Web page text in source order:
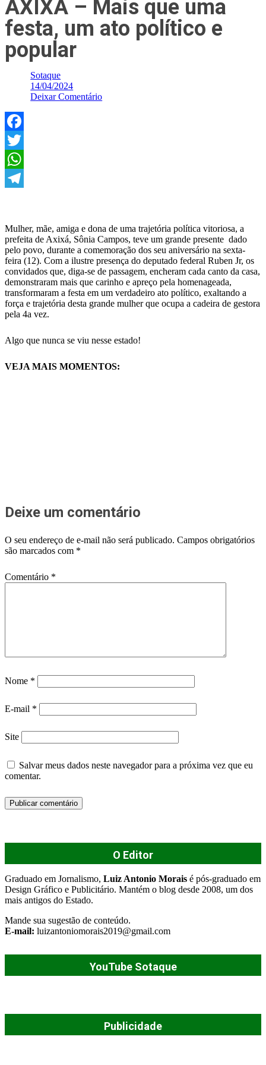
AXIXÁ – Mais que uma
festa, um ato político e
popular
Sotaque
14/04/2024
Deixar Comentário
Facebook
Twitter
WhatsApp
Mulher, mãe, amiga e dona de uma trajetória política vitoriosa, a
prefeita de Axixá, Sônia Campos, teve um grande presente dado
pelo povo, durante a comemoração dos seu aniversário na sexta-
feira (12). Com a ilustre presença do deputado federal Ruben Jr, os
convidados que, diga-se de passagem, encheram cada canto da casa,
demonstraram mais que carinho e apreço pela homenageada,
transformaram a festa em um verdadeiro ato político, exaltando a
força e trajetória desta grande mulher que ocupa a cadeira de gestora
pela 4a vez.
Algo que nunca se viu nesse estado!
VEJA MAIS MOMENTOS:
Deixe um comentário
O seu endereço de e-mail não será publicado. Campos obrigatórios
são marcados com *
Comentário *
Nome *
E-mail *
Site
Salvar meus dados neste navegador para a próxima vez que eu
comentar.
O Editor
Graduado em Jornalismo, Luiz Antonio Morais é pós-graduado em
Design Gráfico e Publicitário. Mantém o blog desde 2008, um dos
mais antigos do Estado.
Mande sua sugestão de conteúdo.
E-mail: luizantoniomorais2019@gmail.com
YouTube Sotaque
Publicidade